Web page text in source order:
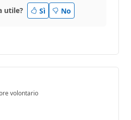
utile? Sì No
volontario